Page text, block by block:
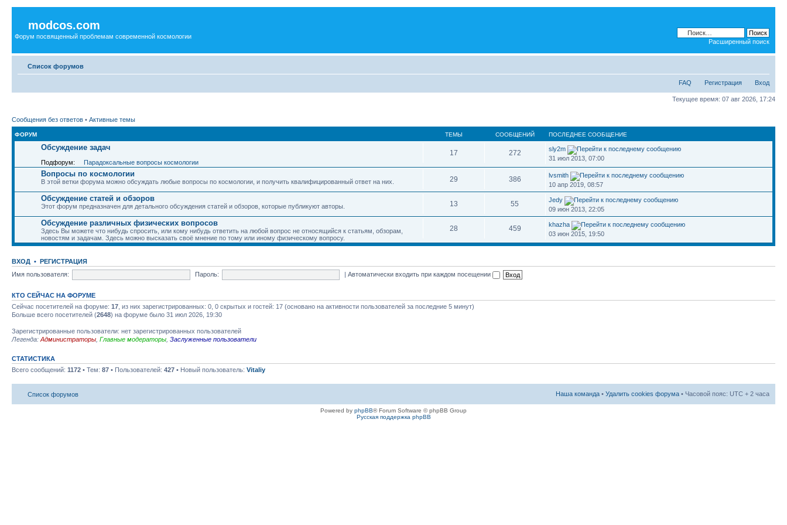
modcos.com
Форум посвященный проблемам современной космологии
Расширенный поиск
Список форумов
FAQ Регистрация Вход
Текущее время: 07 авг 2026, 17:24
Сообщения без ответов • Активные темы
ФОРУМ ТЕМЫ СООБЩЕНИЙ ПОСЛЕДНЕЕ СООБЩЕНИЕ
Обсуждение задач
Подфорум: Парадоксальные вопросы космологии
17 272
sly2m
31 июл 2013, 07:00
Вопросы по космологии
В этой ветки форума можно обсуждать любые вопросы по космологии, и получить квалифицированный ответ на них. 29 386
lvsmith
10 апр 2019, 08:57
Обсуждение статей и обзоров
Этот форум предназначен для детального обсуждения статей и обзоров, которые публикуют авторы. 13 55
Jedy
09 июн 2013, 22:05
Обсуждение различных физических вопросов
Здесь Вы можете что нибудь спросить, или кому нибудь ответить на любой вопрос не относящийся к статьям, обзорам,
новостям и задачам. Здесь можно высказать своё мнение по тому или иному физическому вопросу.
28 459
khazha
03 июн 2015, 19:50
ВХОД • РЕГИСТРАЦИЯ
Имя пользователя:
Пароль: |Автоматически входить при каждом посещении
КТО СЕЙЧАС НА ФОРУМЕ
Сейчас посетителей на форуме: 17 , из них зарегистрированных: 0, 0 скрытых и гостей: 17 (основано на активности пользователей за последние 5 минут)
Больше всего посетителей (2648) на форуме было 31 июл 2026, 19:30
Зарегистрированные пользователи: нет зарегистрированных пользователей
Легенда: Администраторы Главные модераторы Заслуженные пользователи
СТАТИСТИКА
Всего сообщений: 1172 • Тем: 87 • Пользователей: 427 • Новый пользователь: Vitaliy
Список форумов Наша команда • Удалить cookies форума • Часовой пояс: UTC + 2 часа
Powered by phpBB® Forum Software © phpBB Group
Русская поддержка phpBB